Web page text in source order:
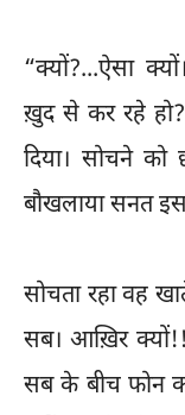
“क्यों?...ऐसा
ख़ुद से कर रहे
दिया। सोचने
बौखलाया सनत इस
सोचता रहा वह
सब। आख़िर
सब के बीच फोन